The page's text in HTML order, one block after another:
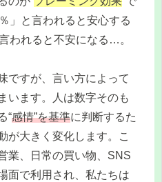
」と言われると安心する
われると不安になる…。
ですが、言い方によって
います。人は数字そのも
“感情”を基準に判断するた
が大きく変化します。こ
業、日常の買い物、SNS
面で利用され、私たちは